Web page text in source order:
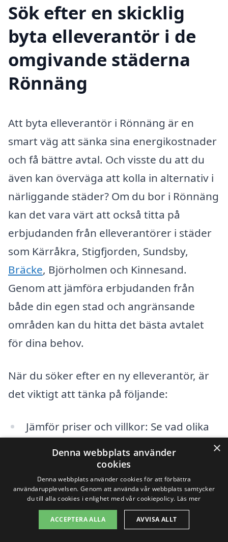
Sök efter en skicklig
byta elleverantör i de
omgivande städerna
Rönnäng
Att byta elleverantör i Rönnäng är en
smart väg att sänka sina energikostnader
och få bättre avtal. Och visste du att du
även kan överväga att kolla in alternativ i
närliggande städer? Om du bor i Rönnäng
kan det vara värt att också titta på
erbjudanden från elleverantörer i städer
som Kärråkra, Stigfjorden, Sundsby,
Bräcke, Björholmen och Kinnesand.
Genom att jämföra erbjudanden från
både din egen stad och angränsande
områden kan du hitta det bästa avtalet
för dina behov.
När du söker efter en ny elleverantör, är
det viktigt att tänka på följande:
Jämför priser och villkor: Se vad olika
efter om det finns några dolda
avgifter.
Kontrollera kundrecensioner: Läs
omdömen från andra kunder för att få
×
Denna webbplats använder
cookies
Denna webbplats använder cookies för att förbättra
användarupplevelsen. Genom att använda vår webbplats samtycker
du till alla cookies i enlighet med vår cookiepolicy. Läs mer
ACCEPTERA ALLA AVVISA ALLT